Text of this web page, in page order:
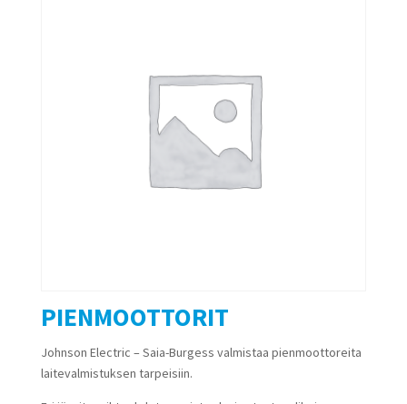
PIENMOOTTORIT
Johnson Electric – Saia-Burgess valmistaa pienmoottoreita
laitevalmistuksen tarpeisiin.